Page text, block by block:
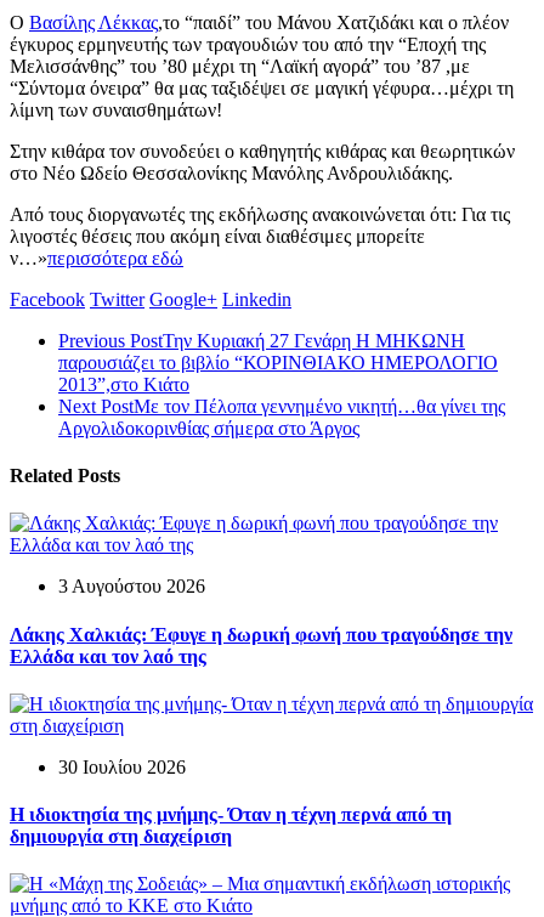
Ο Βασίλης Λέκκας,το “παιδί” του Μάνου Χατζιδάκι και ο πλέον
έγκυρος ερμηνευτής των τραγουδιών του από την “Εποχή της
Μελισσάνθης” του ’80 μέχρι τη “Λαϊκή αγορά” του ’87 ,με
“Σύντομα όνειρα” θα μας ταξιδέψει σε μαγική γέφυρα…μέχρι τη
λίμνη των συναισθημάτων!
Στην κιθάρα τον συνοδεύει ο καθηγητής κιθάρας και θεωρητικών
στο Νέο Ωδείο Θεσσαλονίκης Μανόλης Ανδρουλιδάκης.
Από τους διοργανωτές της εκδήλωσης ανακοινώνεται ότι: Για τις
λιγοστές θέσεις που ακόμη είναι διαθέσιμες μπορείτε
ν…»περισσότερα εδώ
Facebook Twitter Google+ Linkedin
Previous PostΤην Κυριακή 27 Γενάρη Η ΜΗΚΩΝΗ
παρουσιάζει το βιβλίο “ΚΟΡΙΝΘΙΑΚΟ ΗΜΕΡΟΛΟΓΙΟ
2013”,στο Κιάτο
Next PostΜε τον Πέλοπα γεννημένο νικητή…θα γίνει της
Αργολιδοκορινθίας σήμερα στο Άργος
Related Posts
3 Αυγούστου 2026
Λάκης Χαλκιάς: Έφυγε η δωρική φωνή που τραγούδησε την
Ελλάδα και τον λαό της
30 Ιουλίου 2026
Η ιδιοκτησία της μνήμης- Όταν η τέχνη περνά από τη
δημιουργία στη διαχείριση